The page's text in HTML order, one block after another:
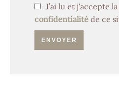
J’ai lu et j'accepte la
confidentialité de ce
ENVOYER